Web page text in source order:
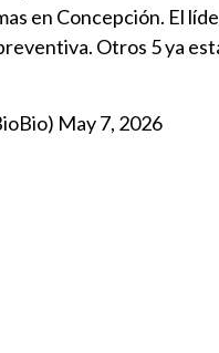
en Concepción. El
Otros 5 ya
May 7, 2026